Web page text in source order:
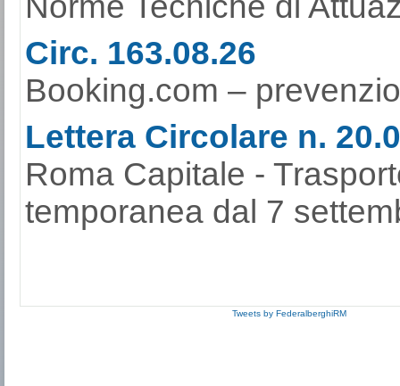
Circ. 163.08.26
Booking.com –
Lettera Circolare n.
Roma Capitale -
temporanea dal 7
Tweets by FederalberghiRM